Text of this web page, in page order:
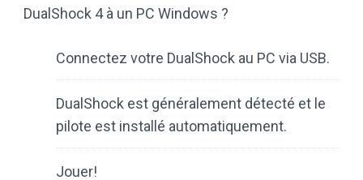
DualShock 4 à un PC Windows ?
Connectez votre DualShock au PC via USB.
DualShock est généralement détecté et le
pilote est installé automatiquement.
Jouer!